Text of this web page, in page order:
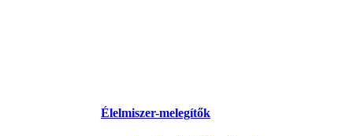
Élelmiszer-melegítők